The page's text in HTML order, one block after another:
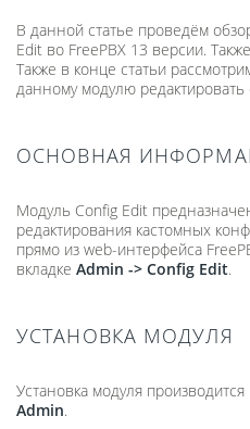
В данной статье проведём
Edit во FreePBX 13 версии.
Также в конце статьи
данному модулю
ОСНОВНАЯ
Модуль Config Edit
редактирования кастомных
прямо из web-интерфейса
вкладке Admin -> Config Edit.
УСТАНОВКА МОДУЛЯ
Установка модуля производится
Admin.